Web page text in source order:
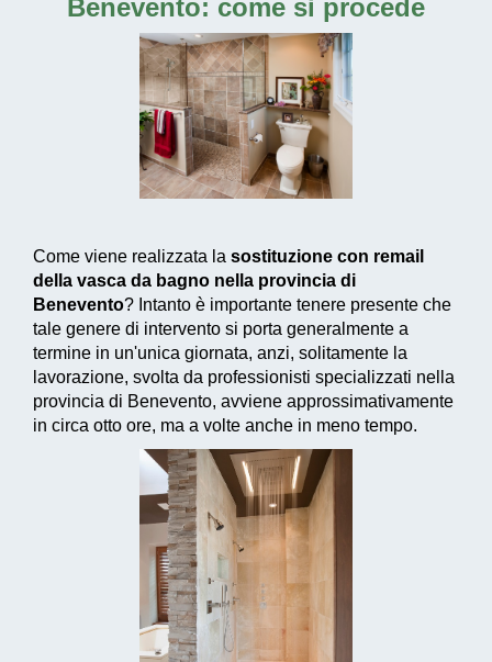
Benevento: come si procede
Come viene realizzata la sostituzione con remail
della vasca da bagno nella provincia di
Benevento? Intanto è importante tenere presente che
tale genere di intervento si porta generalmente a
termine in un'unica giornata, anzi, solitamente la
lavorazione, svolta da professionisti specializzati nella
provincia di Benevento, avviene approssimativamente
in circa otto ore, ma a volte anche in meno tempo.